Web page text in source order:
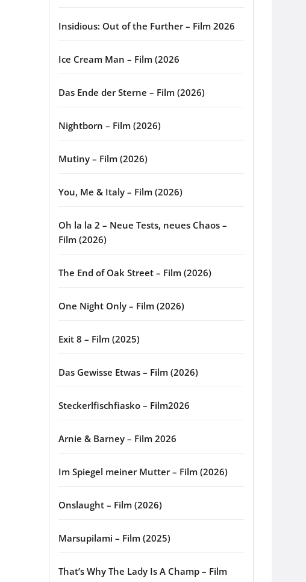
Insidious: Out of the Further – Film 2026
Ice Cream Man – Film (2026
Das Ende der Sterne – Film (2026)
Nightborn – Film (2026)
Mutiny – Film (2026)
You, Me & Italy – Film (2026)
Oh la la 2 – Neue Tests, neues Chaos –
Film (2026)
The End of Oak Street – Film (2026)
One Night Only – Film (2026)
Exit 8 – Film (2025)
Das Gewisse Etwas – Film (2026)
Steckerlfischfiasko – Film2026
Arnie & Barney – Film 2026
Im Spiegel meiner Mutter – Film (2026)
Onslaught – Film (2026)
Marsupilami – Film (2025)
That’s Why The Lady Is A Champ – Film